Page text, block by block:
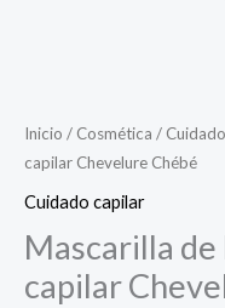
Inicio / Cosmética /
capilar Chevelure Chébé
Cuidado capilar
Mascarilla
capilar